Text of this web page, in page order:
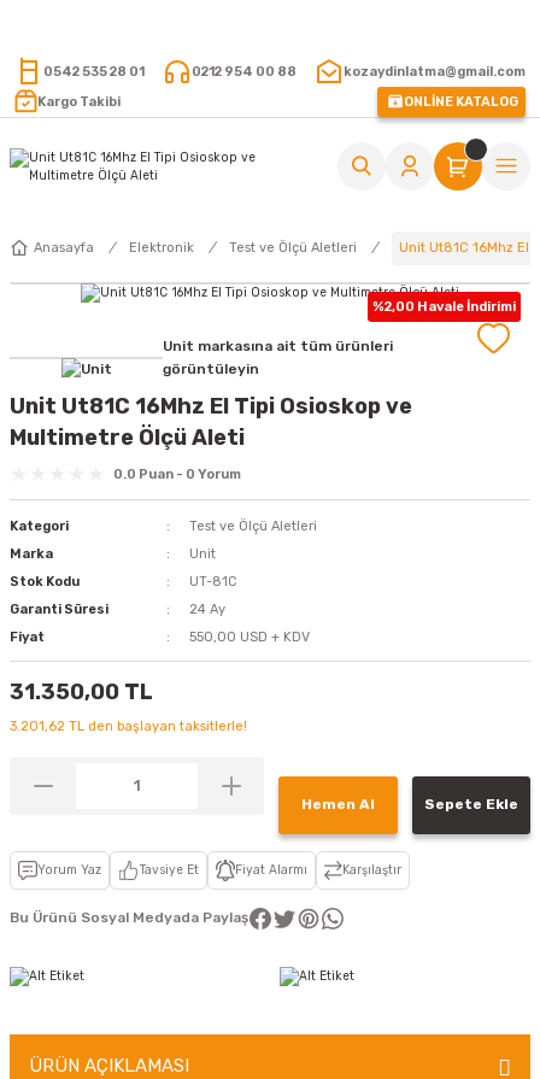
0542 535 28 01 0212 954 00 88
kozaydinlatma@gmail.com
Kargo Takibi
ONLİNE KATALOG
Anasayfa Elektronik Test ve Ölçü Aletleri Unit Ut81C 16Mhz El
%2,00 Havale İndirimi
Unit markasına ait tüm ürünleri
görüntüleyin
Unit Ut81C 16Mhz El Tipi Osioskop ve
Multimetre Ölçü Aleti
0.0 Puan - 0 Yorum
Kategori
Test ve Ölçü Aletleri
Marka
Unit
Stok Kodu
UT-81C
Garanti Süresi
24 Ay
Fiyat
550,00 USD + KDV
31.350,00 TL
3.201,62 TL den başlayan taksitlerle!
Hemen Al Sepete Ekle
Yorum Yaz Tavsiye Et Fiyat Alarmı Karşılaştır
Bu Ürünü Sosyal Medyada Paylaş
ÜRÜN AÇIKLAMASI